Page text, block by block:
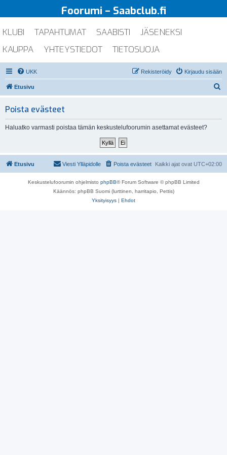
Foorumi – Saabclub.fi
KLUBI TAPAHTUMAT SAABISTI
JÄSENEKSI
KAUPPA
YHTEYSTIEDOT TIETOSUOJA
UKK Kirjaudu sisään
Rekisteröidy
Etusivu
Poista evästeet
Haluatko varmasti poistaa tämän keskustelufoorumin asettamat evästeet?
Etusivu Kaikki ajat ovat UTC+02:00
Poista evästeet
Viesti Ylläpidolle
Keskustelufoorumin ohjelmisto phpBB® Forum Software © phpBB Limited
Käännös: phpBB Suomi (lurttinen, harritapio, Pettis)
Yksityisyys | Ehdot